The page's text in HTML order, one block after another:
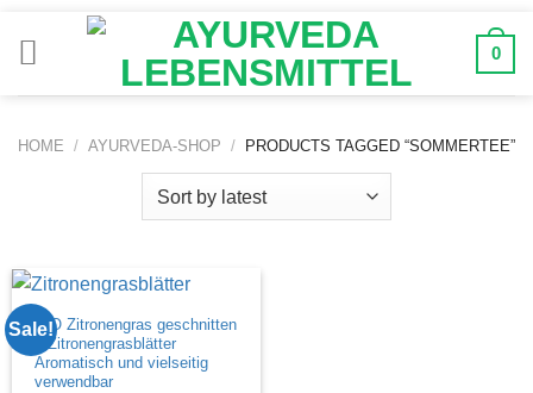
Inhalt
0
HOME / AYURVEDA-SHOP / PRODUCTS TAGGED “SOMMERTEE”
Sale!BIO Zitronengras geschnitten
– Zitronengrasblätter
Aromatisch und vielseitig
verwendbar